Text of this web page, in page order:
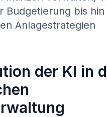
Budgetierung bis hin
Anlagestrategien
der KI in